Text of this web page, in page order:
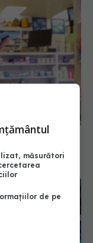
pentru
esențiale
măsurători
de pe